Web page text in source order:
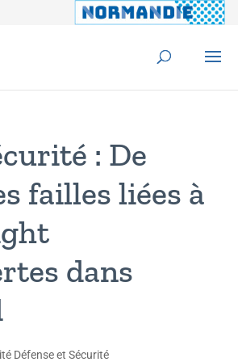
: De
failles liées à
dans
Défense et Sécurité